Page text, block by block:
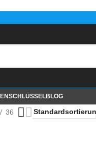
SCHLÜSSELBLOG
36